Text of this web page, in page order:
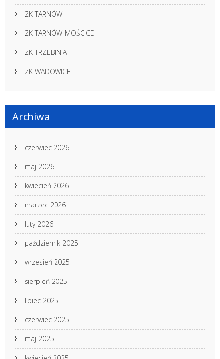
ZK TARNÓW
ZK TARNÓW-MOŚCICE
ZK TRZEBINIA
ZK WADOWICE
Archiwa
czerwiec 2026
maj 2026
kwiecień 2026
marzec 2026
luty 2026
październik 2025
wrzesień 2025
sierpień 2025
lipiec 2025
czerwiec 2025
maj 2025